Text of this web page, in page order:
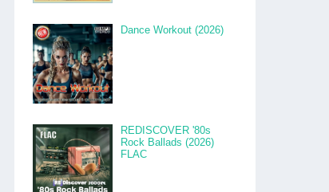
Dance Workout (2026)
REDISCOVER '80s
Rock Ballads (2026)
FLAC